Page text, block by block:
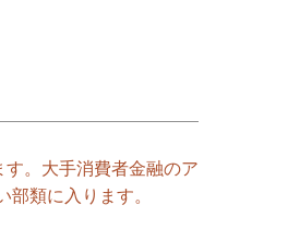
。大手消費者金融のア
類に入ります。